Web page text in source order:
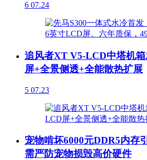
6 07.24
追风者XT V5-LCD中塔机
屏+全景侧透+全能散热扩展
5 07.23
宠物啃坏6000元DDR5内存
需严防宠物损毁高价硬件